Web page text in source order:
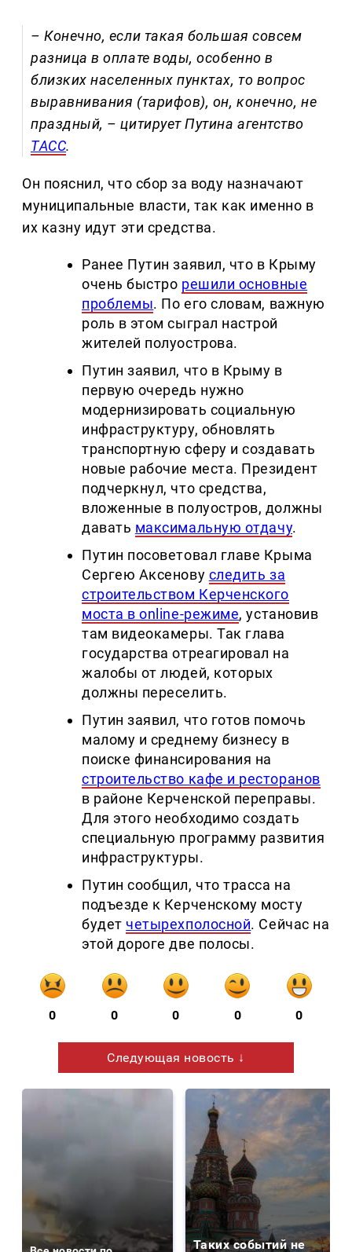
– Конечно, если такая большая совсем
разница в оплате воды, особенно в
близких населенных пунктах, то вопрос
выравнивания (тарифов), он, конечно, не
праздный, – цитирует Путина агентство
ТАСС.
Он пояснил, что сбор за воду назначают
муниципальные власти, так как именно в
их казну идут эти средства.
Ранее Путин заявил, что в Крыму
очень быстро решили основные
проблемы. По его словам, важную
роль в этом сыграл настрой
жителей полуострова.
Путин заявил, что в Крыму в
первую очередь нужно
модернизировать социальную
инфраструктуру, обновлять
транспортную сферу и создавать
новые рабочие места. Президент
подчеркнул, что средства,
вложенные в полуостров, должны
давать максимальную отдачу.
Путин посоветовал главе Крыма
Сергею Аксенову следить за
строительством Керченского
моста в online-режиме, установив
там видеокамеры. Так глава
государства отреагировал на
жалобы от людей, которых
должны переселить.
Путин заявил, что готов помочь
малому и среднему бизнесу в
поиске финансирования на
строительство кафе и ресторанов
в районе Керченской переправы.
Для этого необходимо создать
специальную программу развития
инфраструктуры.
Путин сообщил, что трасса на
подъезде к Керченскому мосту
будетчетырехполосной. Сейчас на
этой дороге две полосы.
0 0 0 0 0
Следующая новость ↓
Таких событий не